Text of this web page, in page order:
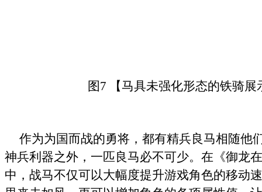
图7 【马具未强化形态的铁骑展
作为为国而战的勇将，都有精兵良马相随他
神兵利器之外，一匹良马必不可少。在《御龙
中，战马不仅可以大幅度提升游戏角色的移动